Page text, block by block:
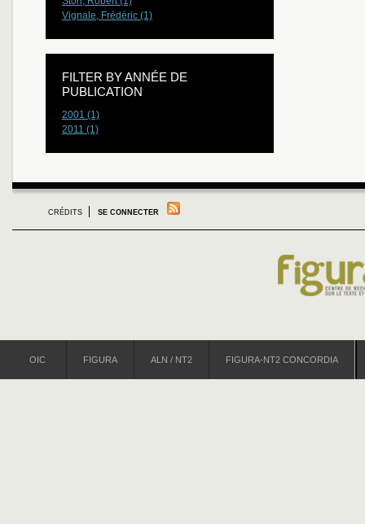
Vignale, Frédéric (1)
FILTER BY ANNÉE DE
PUBLICATION
2001 (1)
2011 (1)
CRÉDITS SE CONNECTER
OIC FIGURA ALN / NT2 FIGURA-NT2 CONCORDIA